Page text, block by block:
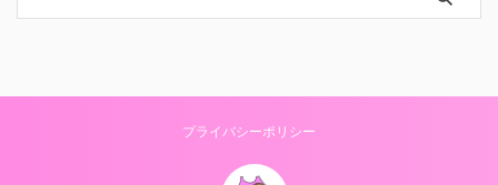
プライバシーポリシー